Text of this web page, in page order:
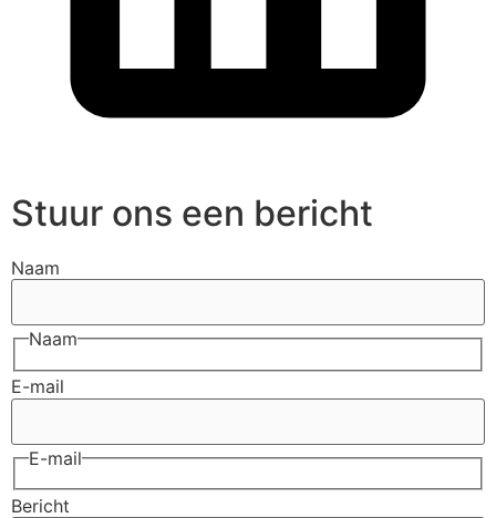
Stuur ons een bericht
Naam
Naam
E-mail
E-mail
Bericht